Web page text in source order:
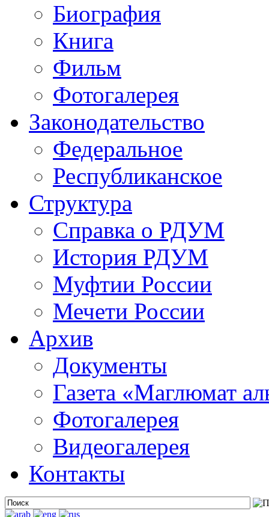
Биография
Книга
Фильм
Фотогалерея
Законодательство
Федеральное
Республиканское
Структура
Справка о РДУМ
История РДУМ
Муфтии России
Мечети России
Архив
Документы
Газета «Маглюмат
Фотогалерея
Видеогалерея
Контакты